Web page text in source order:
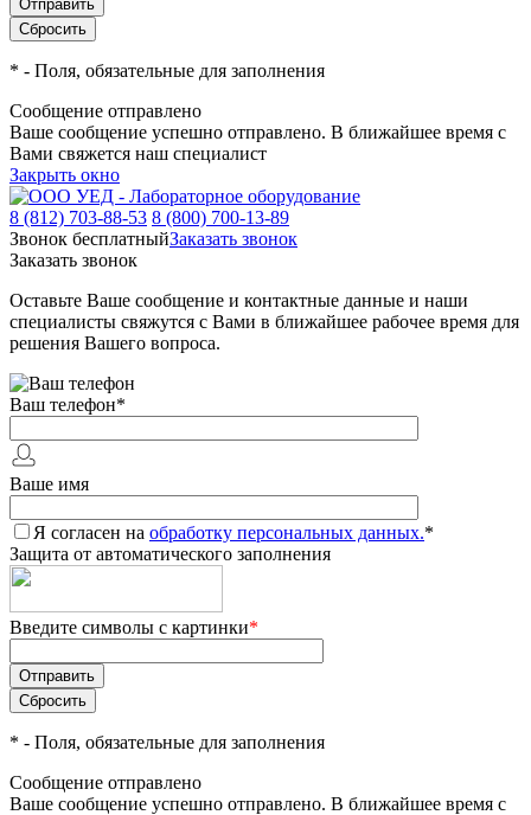
* - Поля, обязательные для заполнения
Сообщение отправлено
Ваше сообщение успешно отправлено. В ближайшее время с
Вами свяжется наш специалист
Закрыть окно
8 (812) 703-88-53 8 (800) 700-13-89
Звонок бесплатныйЗаказать звонок
Заказать звонок
Оставьте Ваше сообщение и контактные данные и наши
специалисты свяжутся с Вами в ближайшее рабочее время для
решения Вашего вопроса.
Ваш телефон*
Ваше имя
Я согласен на обработку персональных данных.*
Защита от автоматического заполнения
Введите символы с картинки*
* - Поля, обязательные для заполнения
Сообщение отправлено
Ваше сообщение успешно отправлено. В ближайшее время с